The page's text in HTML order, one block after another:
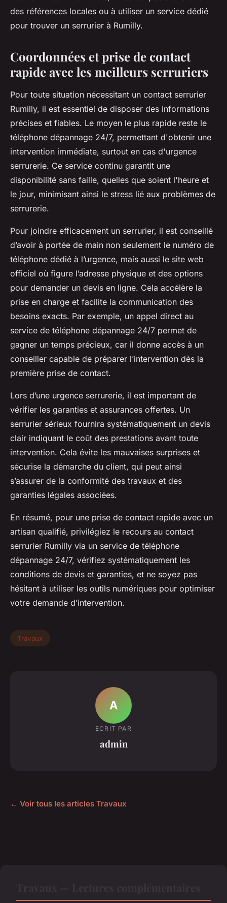
des références locales ou à utiliser un service dédié
pour trouver un serrurier à Rumilly.
Coordonnées et prise de contact
rapide avec les meilleurs serruriers
Pour toute situation nécessitant un contact serrurier
Rumilly, il est essentiel de disposer des informations
précises et fiables. Le moyen le plus rapide reste le
téléphone dépannage 24/7, permettant d'obtenir une
intervention immédiate, surtout en cas d'urgence
serrurerie. Ce service continu garantit une
disponibilité sans faille, quelles que soient l'heure et
le jour, minimisant ainsi le stress lié aux problèmes de
serrurerie.
Pour joindre efficacement un serrurier, il est conseillé
d’avoir à portée de main non seulement le numéro de
téléphone dédié à l’urgence, mais aussi le site web
officiel où figure l’adresse physique et des options
pour demander un devis en ligne. Cela accélère la
prise en charge et facilite la communication des
besoins exacts. Par exemple, un appel direct au
service de téléphone dépannage 24/7 permet de
gagner un temps précieux, car il donne accès à un
conseiller capable de préparer l’intervention dès la
première prise de contact.
Lors d’une urgence serrurerie, il est important de
vérifier les garanties et assurances offertes. Un
serrurier sérieux fournira systématiquement un devis
clair indiquant le coût des prestations avant toute
intervention. Cela évite les mauvaises surprises et
sécurise la démarche du client, qui peut ainsi
s’assurer de la conformité des travaux et des
garanties légales associées.
En résumé, pour une prise de contact rapide avec un
artisan qualifié, privilégiez le recours au contact
serrurier Rumilly via un service de téléphone
dépannage 24/7, vérifiez systématiquement les
conditions de devis et garanties, et ne soyez pas
hésitant à utiliser les outils numériques pour optimiser
votre demande d’intervention.
Travaux
A
ECRIT PAR
admin
← Voir tous les articles Travaux